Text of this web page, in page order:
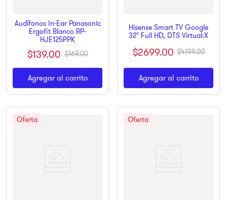
Audífonos In-Ear Panasonic
Ergofit Blanco RP-
HJE125PPK
$139.00 $169.00
Agregar al carrito
Hisense Smart TV Google
32" Full HD, DTS Virtual:X
$2699.00 $4199.00
Agregar al carrito